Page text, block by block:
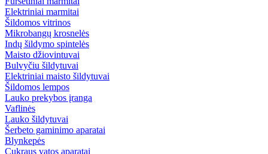
Elektriniai marmitai
Šildomos vitrinos
Mikrobangų krosnelės
Indų šildymo spintelės
Maisto džiovintuvai
Bulvyčiu šildytuvai
Elektriniai maisto šildytuvai
Šildomos lempos
Lauko prekybos įranga
Vaflinės
Lauko šildytuvai
Šerbeto gaminimo aparatai
Blynkepės
Cukraus vatos aparatai